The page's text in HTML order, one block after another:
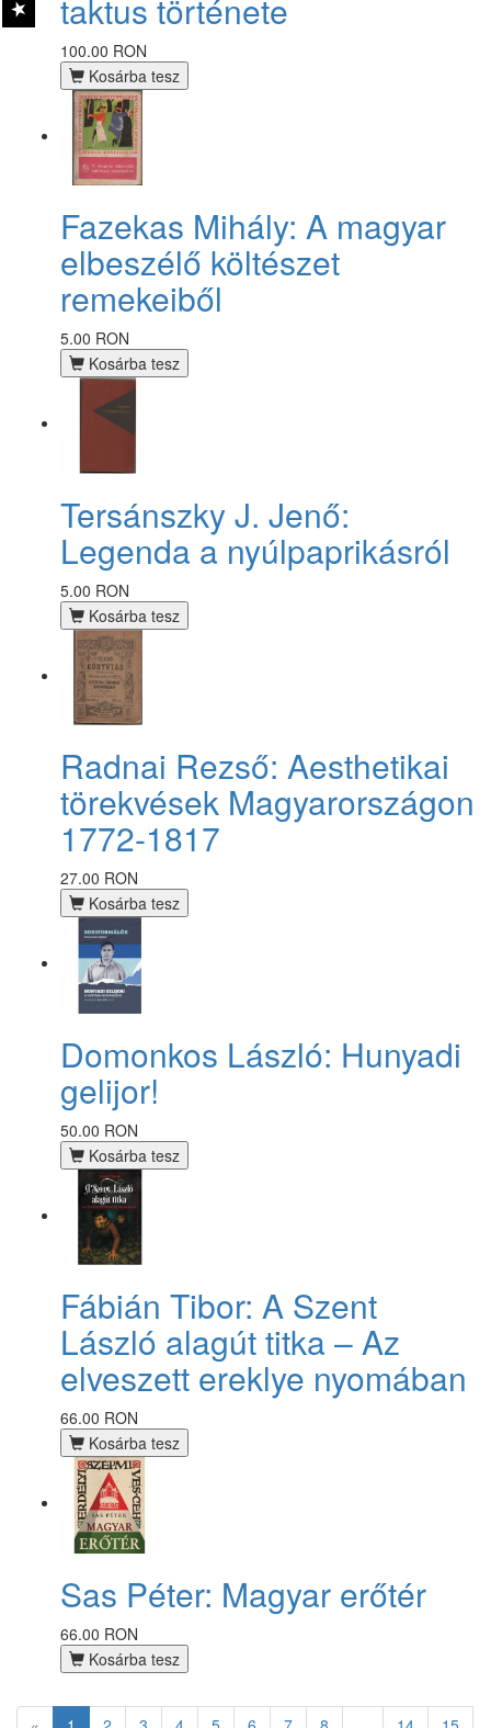
taktus története
100.00 RON
Kosárba tesz
Fazekas Mihály: A magyar
elbeszélő költészet
remekeiből
5.00 RON
Kosárba tesz
Tersánszky J. Jenő:
Legenda a nyúlpaprikásról
5.00 RON
Kosárba tesz
Radnai Rezső: Aesthetikai
törekvések Magyarországon
1772-1817
27.00 RON
Kosárba tesz
Domonkos László: Hunyadi
gelijor!
50.00 RON
Kosárba tesz
Fábián Tibor: A Szent
László alagút titka – Az
elveszett ereklye nyomában
66.00 RON
Kosárba tesz
Sas Péter: Magyar erőtér
66.00 RON
Kosárba tesz